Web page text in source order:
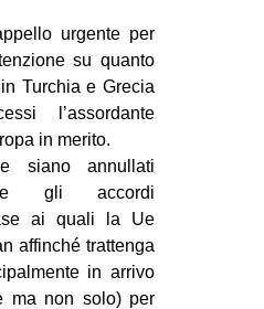
urgente per
su quanto
Turchia e Grecia
l’assordante
in merito.
siano annullati
gli accordi
ai quali la Ue
affinché trattenga
in arrivo
ma non solo) per